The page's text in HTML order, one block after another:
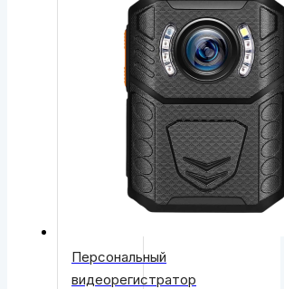
Персональный
видеорегистратор